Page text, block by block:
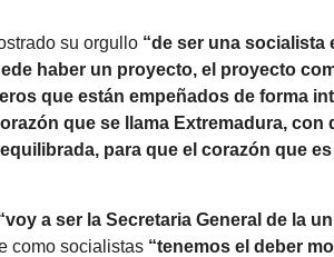
su orgullo “de ser una socialista
haber un proyecto, el proyecto
que están empeñados de forma
que se llama Extremadura, con
para que el corazón que
a ser la Secretaria General de la
como socialistas “tenemos el deber